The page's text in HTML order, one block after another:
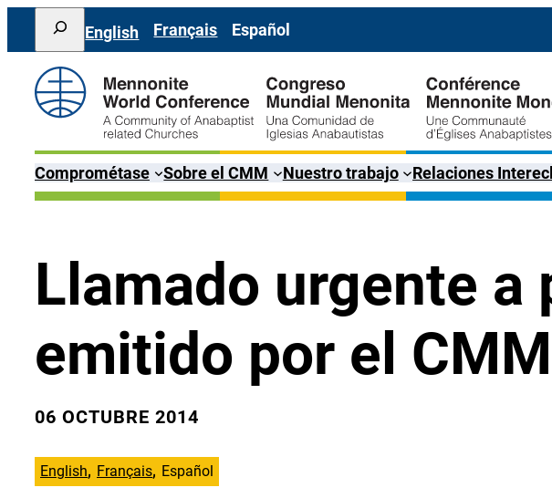
Saltar
contenido
Search
English Français Español
Comprométase Sobre el CMM Nuestro trabajo Relaciones
Llamado urgente
emitido por el CMM
06 OCTUBRE 2014
English Français Español